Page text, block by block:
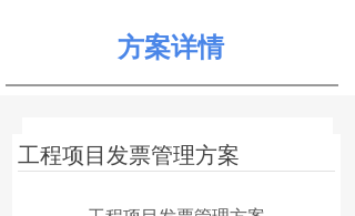
方案详情
工程项目发票管理方案